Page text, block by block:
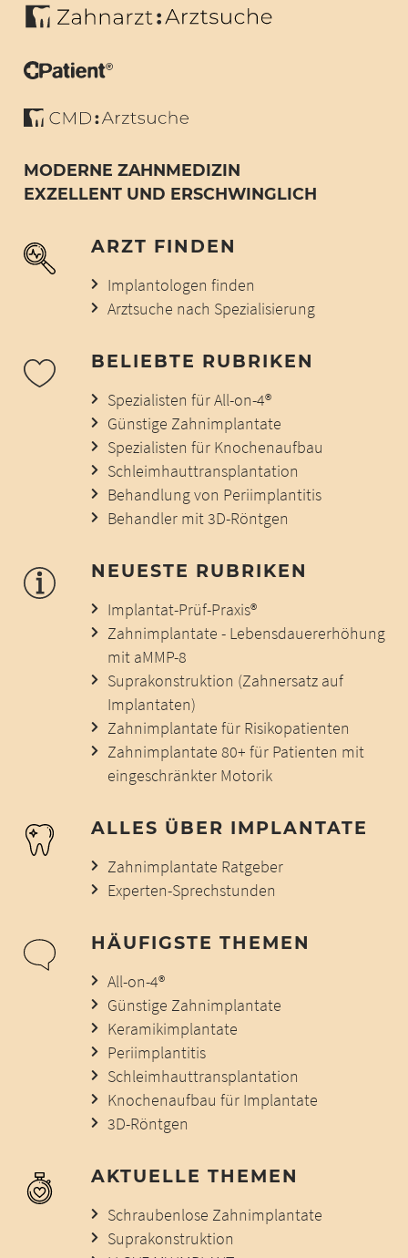
MODERNE ZAHNMEDIZIN
EXZELLENT UND ERSCHWINGLICH
ARZT FINDEN
Implantologen finden
Arztsuche nach Spezialisierung
BELIEBTE RUBRIKEN
Spezialisten für All-on-4®
Günstige Zahnimplantate
Spezialisten für Knochenaufbau
Schleimhauttransplantation
Behandlung von Periimplantitis
Behandler mit 3D-Röntgen
NEUESTE RUBRIKEN
Implantat-Prüf-Praxis®
Zahnimplantate - Lebensdauererhöhung
mit aMMP-8
Suprakonstruktion (Zahnersatz auf
Implantaten)
Zahnimplantate für Risikopatienten
Zahnimplantate 80+ für Patienten mit
eingeschränkter Motorik
ALLES ÜBER IMPLANTATE
Zahnimplantate Ratgeber
Experten-Sprechstunden
HÄUFIGSTE THEMEN
All-on-4®
Günstige Zahnimplantate
Keramikimplantate
Periimplantitis
Schleimhauttransplantation
Knochenaufbau für Implantate
3D-Röntgen
AKTUELLE THEMEN
Schraubenlose Zahnimplantate
Suprakonstruktion